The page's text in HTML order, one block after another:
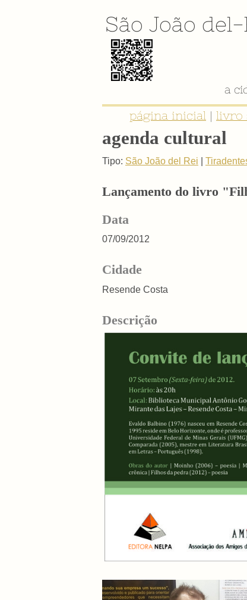
São João del-
a
página inicial | livro
agenda cultural
Tipo: São João del Rei
Lançamento do livro
Data
07/09/2012
Cidade
Resende Costa
Descrição